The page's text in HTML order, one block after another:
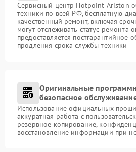
Сервисный центр Hotpoint Ariston
техники по всей РФ, бесплатную
качественный ремонт, включая
могут отслеживать статус ремонта
предоставляется постгарантийное
продления срока службы техники
Оригинальные
безопасное
Использование официальных
аккуратная работа с
резервное копирование,
восстановление информации при